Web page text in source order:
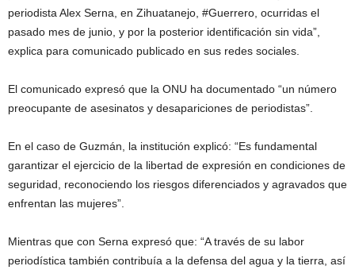
periodista Alex Serna, en Zihuatanejo, #Guerrero, ocurridas el
pasado mes de junio, y por la posterior identificación sin vida”,
explica para comunicado publicado en sus redes sociales.
El comunicado expresó que la ONU ha documentado “un número
preocupante de asesinatos y desapariciones de periodistas”.
En el caso de Guzmán, la institución explicó: “Es fundamental
garantizar el ejercicio de la libertad de expresión en condiciones de
seguridad, reconociendo los riesgos diferenciados y agravados que
enfrentan las mujeres”.
Mientras que con Serna expresó que: “A través de su labor
periodística también contribuía a la defensa del agua y la tierra, así